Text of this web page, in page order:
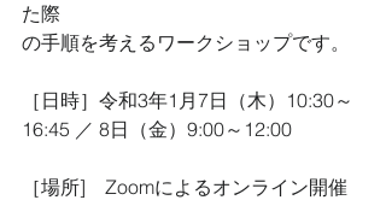
た際
の手順を考えるワークショップです。
［日時］令和3年1月7日（木）10:30～
16:45 ／ 8日（金）9:00～12:00
［場所]　Zoomによるオンライン開催